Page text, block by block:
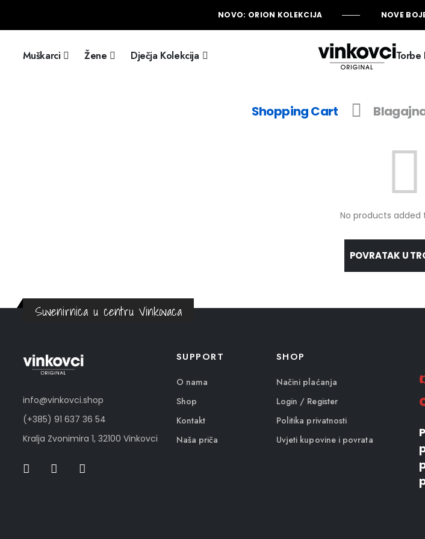
NOVO: ORION KOLEKCIJA NOVE
Muškarci Žene Dječja Kolekcija Torbe
Shopping Cart
No products
POVRATAK U
Suvenirnica u centru Vinkovaca
info@vinkovci.shop
(+385) 91 637 36 54
Kralja Zvonimira 1, 32100 Vinkovci
SUPPORT
O nama
Shop
Kontakt
Naša priča
SHOP
Načini plaćanja
Login / Register
Politika privatnosti
Uvjeti kupovine i povrata